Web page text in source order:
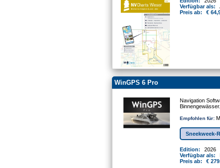
Verfügbar als:
Preis ab:
€
WinGPS 6 Pro
Navigation
Binnengewässer.
Empfohlen für:
Sneekweek-
Edition:
2026
Verfügbar als:
Preis ab:
€